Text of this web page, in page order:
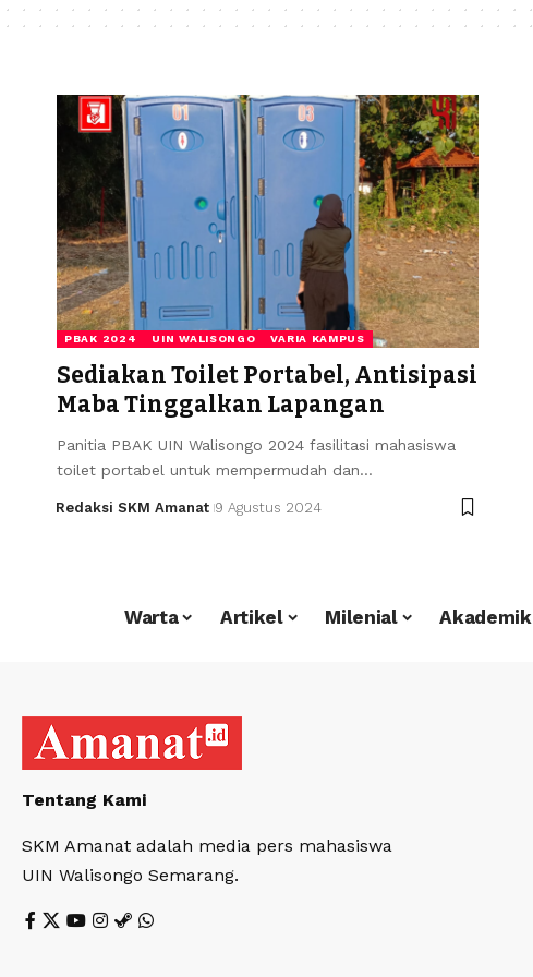
PBAK 2024 UIN WALISONGO VARIA KAMPUS
Sediakan Toilet Portabel, Antisipasi
Maba Tinggalkan Lapangan
Panitia PBAK UIN Walisongo 2024 fasilitasi mahasiswa
toilet portabel untuk mempermudah dan…
Redaksi SKM Amanat 9 Agustus 2024
Warta Artikel Milenial Akademik
Tentang Kami
SKM Amanat adalah media pers mahasiswa
UIN Walisongo Semarang.